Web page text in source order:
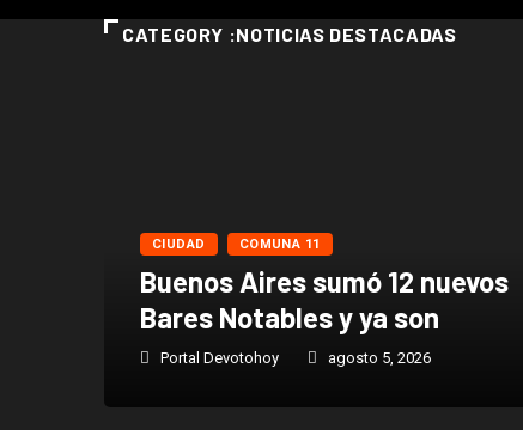
CATEGORY :NOTICIAS DESTACADAS
CIUDAD COMUNA 11
Buenos Aires sumó 12 nuevos
Bares Notables y ya son
Portal Devotohoy agosto 5, 2026